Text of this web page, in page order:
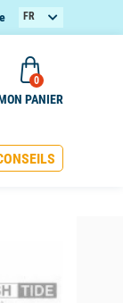
FR
EN
0
PANIER